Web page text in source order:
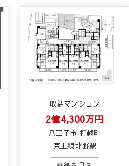
収益マンシュン
2億4,300万円
八王子市 打越町
京王線北野駅